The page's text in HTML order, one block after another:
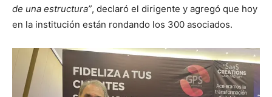
de una estructura”, declaró el dirigente y agregó que hoy
en la institución están rondando los 300 asociados.